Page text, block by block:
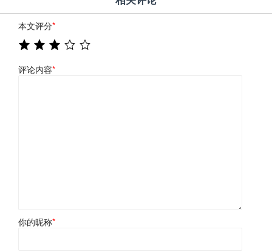
本文评分*
评论内容*
你的昵称*